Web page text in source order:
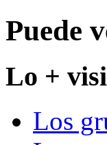
Puede
Lo +
Los